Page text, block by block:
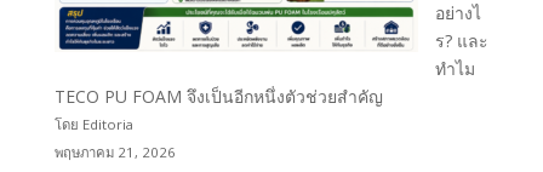
อย่างไ
ร? และ
ทำไม
TECO PU FOAM จึงเป็นอีกหนึ่งตัวช่วยสำคัญ
โดย Editoria
พฤษภาคม 21, 2026